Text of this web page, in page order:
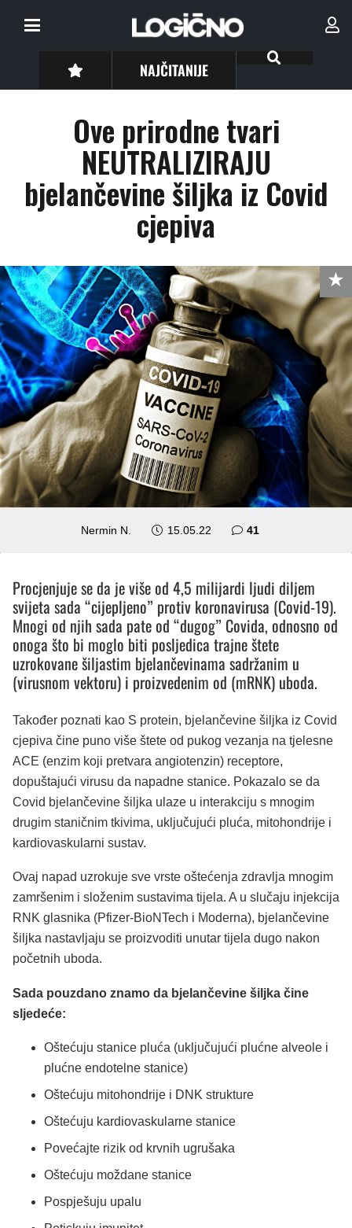
NAJČITANIJE
Ove prirodne tvari
NEUTRALIZIRAJU
bjelančevine šiljka iz Covid
cjepiva
Nermin N. 15.05.22 41
Procjenjuje se da je više od 4,5 milijardi ljudi diljem
svijeta sada “cijepljeno” protiv koronavirusa (Covid-19).
Mnogi od njih sada pate od “dugog” Covida, odnosno od
onoga što bi moglo biti posljedica trajne štete
uzrokovane šiljastim bjelančevinama sadržanim u
(virusnom vektoru) i proizvedenim od (mRNK) uboda.
Također poznati kao S protein, bjelančevine šiljka iz Covid
cjepiva čine puno više štete od pukog vezanja na tjelesne
ACE (enzim koji pretvara angiotenzin) receptore,
dopuštajući virusu da napadne stanice. Pokazalo se da
Covid bjelančevine šiljka ulaze u interakciju s mnogim
drugim staničnim tkivima, uključujući pluća, mitohondrije i
kardiovaskularni sustav.
Ovaj napad uzrokuje sve vrste oštećenja zdravlja mnogim
zamršenim i složenim sustavima tijela. A u slučaju injekcija
RNK glasnika (Pfizer-BioNTech i Moderna), bjelančevine
šiljka nastavljaju se proizvoditi unutar tijela dugo nakon
početnih uboda.
Sada pouzdano znamo da bjelančevine šiljka čine
sljedeće:
Oštećuju stanice pluća (uključujući plućne alveole i
plućne endotelne stanice)
Oštećuju mitohondrije i DNK strukture
Oštećuju kardiovaskularne stanice
Povećajte rizik od krvnih ugrušaka
Oštećuju moždane stanice
Pospješuju upalu